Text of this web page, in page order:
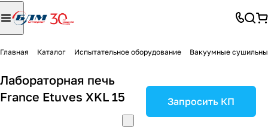
Главная Каталог Испытательное оборудование Вакуумные
Лабораторная печь
France Etuves XKL 15
Запросить КП